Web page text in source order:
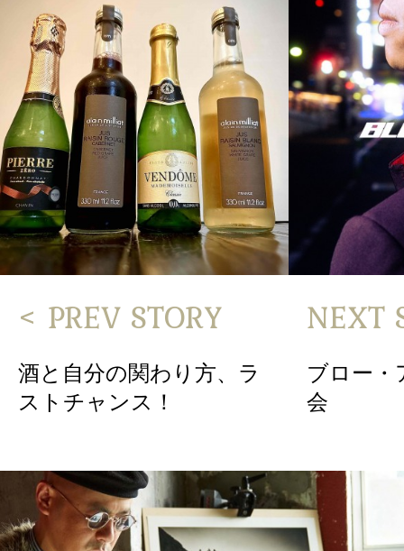
< PREV STORY
酒と自分の関わり方、ラ
ストチャンス！
NEXT
ブロー・
会